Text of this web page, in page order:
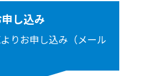
し込み
りお申し込み（メール